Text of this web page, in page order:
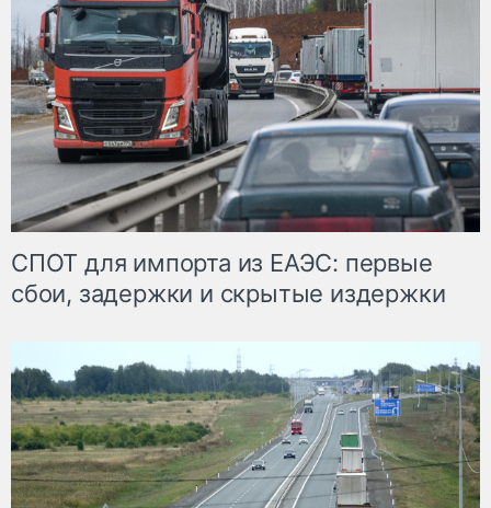
СПОТ для импорта из ЕАЭС: первые
сбои, задержки и скрытые издержки